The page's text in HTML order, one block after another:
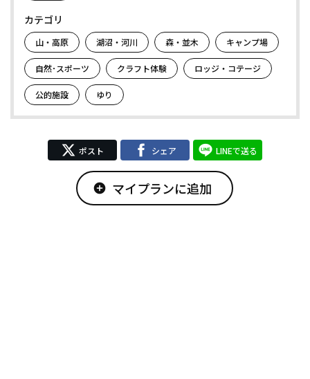
カテゴリ
山・高原 湖沼・河川 森・並木 キャンプ場
自然･スポーツ クラフト体験 ロッジ・コテージ
公的施設 ゆり
ポスト シェア LINEで送る
add_circle マイプランに追加